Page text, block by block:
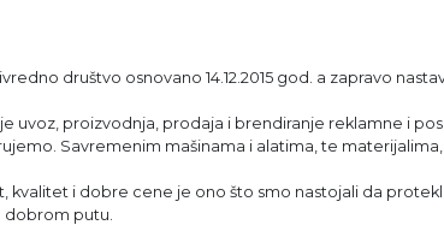
društvo osnovano 14.12.2015 god. a zapravo
uvoz, proizvodnja, prodaja i brendiranje reklamne i
Savremenim mašinama i alatima, te
kvalitet i dobre cene je ono što smo nastojali da
dobrom putu.